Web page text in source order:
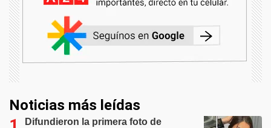
Noticias más leídas
Difundieron la primera foto de